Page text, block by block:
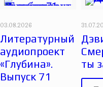
03.08.2026
Литературный
аудиопроект
«Глубина».
Выпуск 71
ты